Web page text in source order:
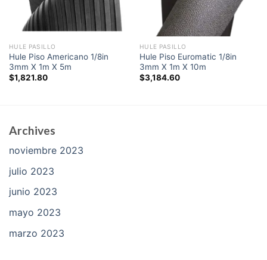
HULE PASILLO
Hule Piso Americano 1/8in
3mm X 1m X 5m
$1,821.80
HULE PASILLO
Hule Piso Euromatic 1/8in
3mm X 1m X 10m
$3,184.60
Archives
noviembre 2023
julio 2023
junio 2023
mayo 2023
marzo 2023